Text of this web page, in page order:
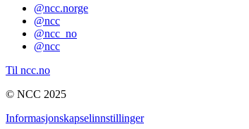
@ncc.norge
@ncc
@ncc_no
@ncc
Til ncc.no
© NCC 2025
Informasjonskapselinnstillinger